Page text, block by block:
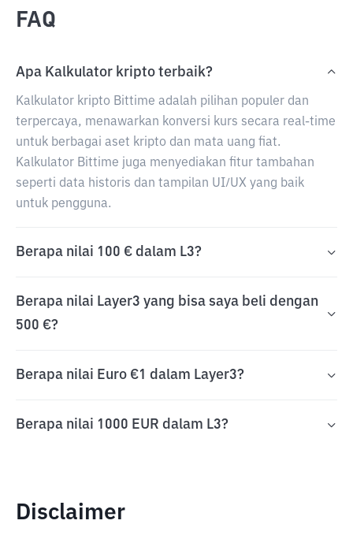
FAQ
Apa Kalkulator kripto terbaik?
Kalkulator kripto Bittime adalah pilihan populer dan
terpercaya, menawarkan konversi kurs secara real-time
untuk berbagai aset kripto dan mata uang fiat.
Kalkulator Bittime juga menyediakan fitur tambahan
seperti data historis dan tampilan UI/UX yang baik
untuk pengguna.
Berapa nilai 100 € dalam L3?
Berapa nilai Layer3 yang bisa saya beli dengan
500 €?
Berapa nilai Euro €1 dalam Layer3?
Berapa nilai 1000 EUR dalam L3?
Disclaimer